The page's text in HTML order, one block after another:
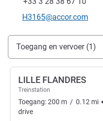
E-mailadres voor contact
H3165@accor.com
Toegang en transport
Toegang en vervoer (1)
LILLE FLANDRES
Treinstation
Toegang:200 m / 0.12 mi
drive